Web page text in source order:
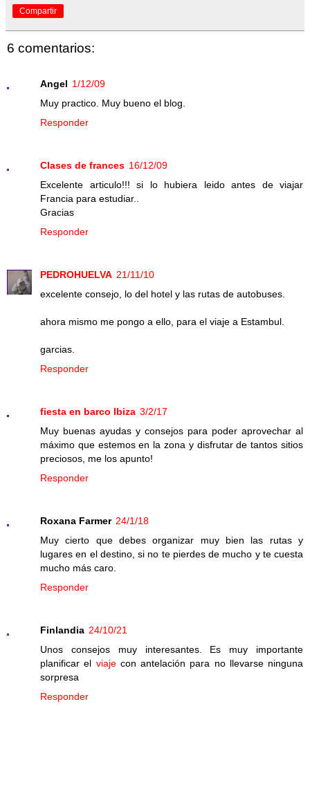
Compartir
6 comentarios:
Angel 1/12/09
Muy practico. Muy bueno el blog.
Responder
Clases de frances 16/12/09
Excelente articulo!!! si lo hubiera leido antes de viajar
Francia para estudiar..
Gracias
Responder
PEDROHUELVA 21/11/10
excelente consejo, lo del hotel y las rutas de autobuses.
ahora mismo me pongo a ello, para el viaje a Estambul.
garcias.
Responder
fiesta en barco Ibiza 3/2/17
Muy buenas ayudas y consejos para poder aprovechar al
máximo que estemos en la zona y disfrutar de tantos sitios
preciosos, me los apunto!
Responder
Roxana Farmer 24/1/18
Muy cierto que debes organizar muy bien las rutas y
lugares en el destino, si no te pierdes de mucho y te cuesta
mucho más caro.
Responder
Finlandia 24/10/21
Unos consejos muy interesantes. Es muy importante
planificar el viajecon antelación para no llevarse ninguna
sorpresa
Responder